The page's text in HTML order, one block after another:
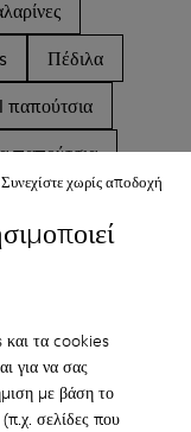
και τα cookies
για να σας
με βάση το
σελίδες που
Συνεχίστε χωρίς αποδοχή
Πέδιλα
παπούτσια
παπούτσια